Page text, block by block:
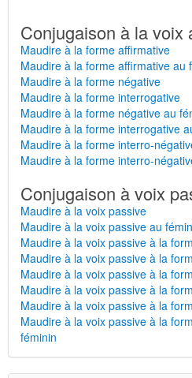
Conjugaison à la voix
Maudire à la forme affirmative
Maudire à la forme affirmative au
Maudire à la forme négative
Maudire à la forme interrogative
Maudire à la forme négative au
Maudire à la forme interrogative
Maudire à la forme interro-
Maudire à la forme interro-
Conjugaison à voix
Maudire à la voix passive
Maudire à la voix passive au
Maudire à la voix passive à la
Maudire à la voix passive à la
Maudire à la voix passive à la
Maudire à la voix passive à la
Maudire à la voix passive à la
Maudire à la voix passive à la
féminin